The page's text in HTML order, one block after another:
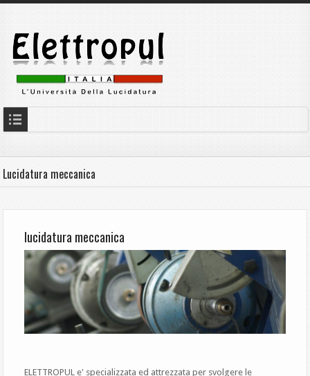
Lucidatura meccanica
lucidatura meccanica
ELETTROPUL e' specializzata ed attrezzata per svolgere le